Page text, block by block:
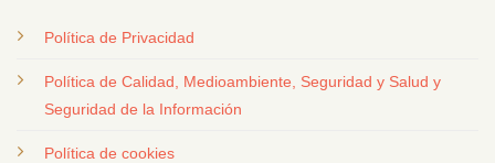
Política de Privacidad
Política de Calidad, Medioambiente, Seguridad y Salud y
Seguridad de la Información
Política de cookies